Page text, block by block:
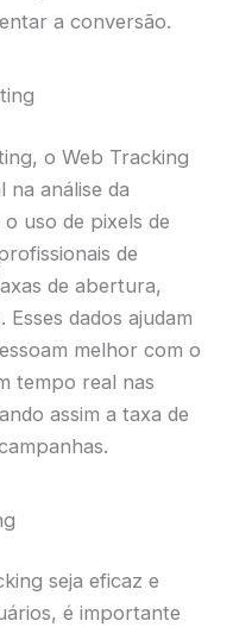
a conversão.
o Web Tracking
na análise da
uso de pixels de
de
de abertura,
dados ajudam
melhor com o
tempo real nas
assim a taxa de
seja eficaz e
é importante